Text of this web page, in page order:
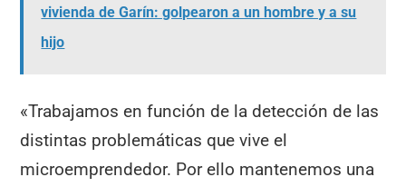
vivienda de Garín: golpearon a un hombre y a su
hijo
«Trabajamos en función de la detección de las
distintas problemáticas que vive el
microemprendedor. Por ello mantenemos una